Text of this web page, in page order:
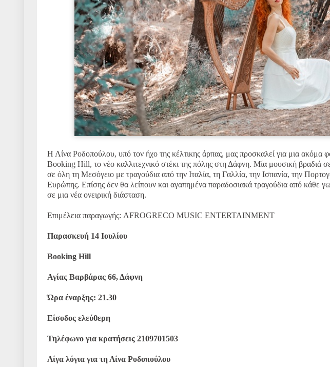
Η Λίνα Ροδοπούλου, υπό τον ήχο της κέλτικης άρπας, μας προσκαλεί για μια ακόμα
Booking Hill, το νέο καλλιτεχνικό στέκι της πόλης στη Δάφνη. Μία μουσική βραδιά
σε όλη τη Μεσόγειο με τραγούδια από την Ιταλία, τη Γαλλία, την Ισπανία, την
Ευρώπης. Επίσης δεν θα λείπουν και αγαπημένα παραδοσιακά τραγούδια από κάθε
σε μια νέα ονειρική διάσταση.
Επιμέλεια παραγωγής: AFROGRECO MUSIC ENTERTAINMENT
Παρασκευή 14 Ιουλίου
Booking Hill
Αγίας Βαρβάρας 66, Δάφνη
Ώρα έναρξης: 21.30
Είσοδος ελεύθερη
Τηλέφωνο για κρατήσεις 2109701503
Λίγα λόγια για τη Λίνα Ροδοπούλου